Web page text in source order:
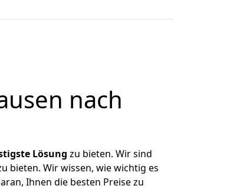
nach
Lösung zu bieten. Wir sind
bieten. Wir wissen, wie wichtig es
Ihnen die besten Preise zu